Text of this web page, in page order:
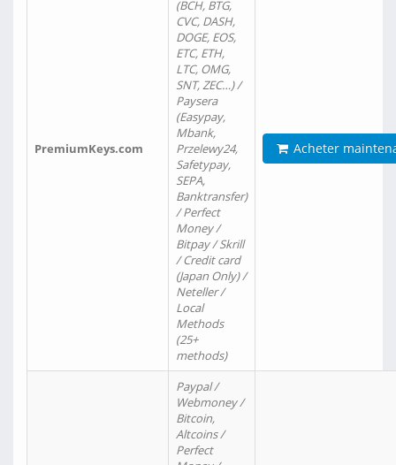
PremiumKeys.com
(BCH, BTG,
CVC, DASH,
DOGE, EOS,
ETC, ETH,
LTC, OMG,
SNT, ZEC…) /
Paysera
(Easypay,
Mbank,
Przelewy24,
Safetypay,
SEPA,
Banktransfer)
/ Perfect
Money /
Bitpay / Skrill
/ Credit card
(Japan Only) /
Neteller /
Local
Methods
(25+
methods)
Acheter
Paypal /
Webmoney /
Bitcoin,
Altcoins /
Perfect